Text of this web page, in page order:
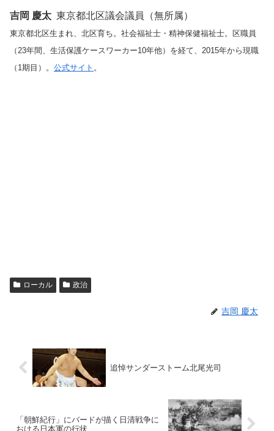
吉岡 慶太 東京都北区議会議員（無所属）
東京都北区生まれ、北区育ち。社会福祉士・精神保健福祉士。区職員
（23年間、生活保護ケースワーカー10年他）を経て、2015年から現職
（1期目）。 公式サイト 。
ローカル 政治
吉岡 慶太
追悼サンダーストーム北尾光司
「朝鮮紀行」にバードが描く日清戦争に
おける日本軍の行状